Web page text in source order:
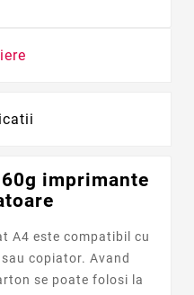
imprimante
A4 este compatibil cu
copiator. Avand
se poate folosi la